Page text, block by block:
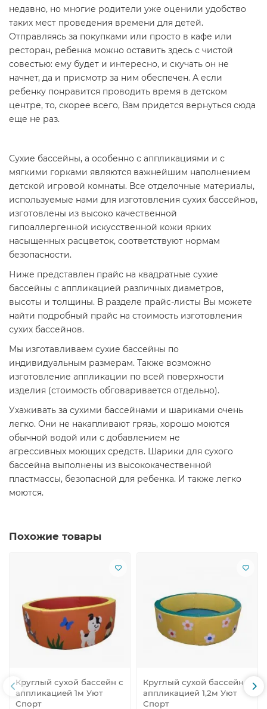
недавно, но многие родители уже оценили удобство
таких мест проведения времени для детей.
Отправляясь за покупками или просто в кафе или
ресторан, ребенка можно оставить здесь с чистой
совестью: ему будет и интересно, и скучать он не
начнет, да и присмотр за ним обеспечен. А если
ребенку понравится проводить время в детском
центре, то, скорее всего, Вам придется вернуться сюда
еще не раз.
Сухие бассейны, а особенно с аппликациями и с
мягкими горками являются важнейшим наполнением
детской игровой комнаты. Все отделочные материалы,
используемые нами для изготовления сухих бассейнов,
изготовлены из высоко качественной
гипоаллергенной искусственной кожи ярких
насыщенных расцветок, соответствуют нормам
безопасности.
Ниже представлен прайс на квадратные сухие
бассейны с аппликацией различных диаметров,
высоты и толщины. В разделе прайс-листы Вы можете
найти подробный прайс на стоимость изготовления
сухих бассейнов.
Мы изготавливаем сухие бассейны по
индивидуальным размерам. Также возможно
изготовление аппликации по всей поверхности
изделия (стоимость обговаривается отдельно).
Ухаживать за сухими бассейнами и шариками очень
легко. Они не накапливают грязь, хорошо моются
обычной водой или с добавлением не
агрессивных моющих средств. Шарики для сухого
бассейна выполнены из высококачественной
пластмассы, безопасной для ребенка. И также легко
моются.
Похожие товары
Круглый сухой бассейн с
аппликацией 1м Уют
Спорт
Круглый сухой бассейн с
аппликацией 1,2м Уют
Спорт